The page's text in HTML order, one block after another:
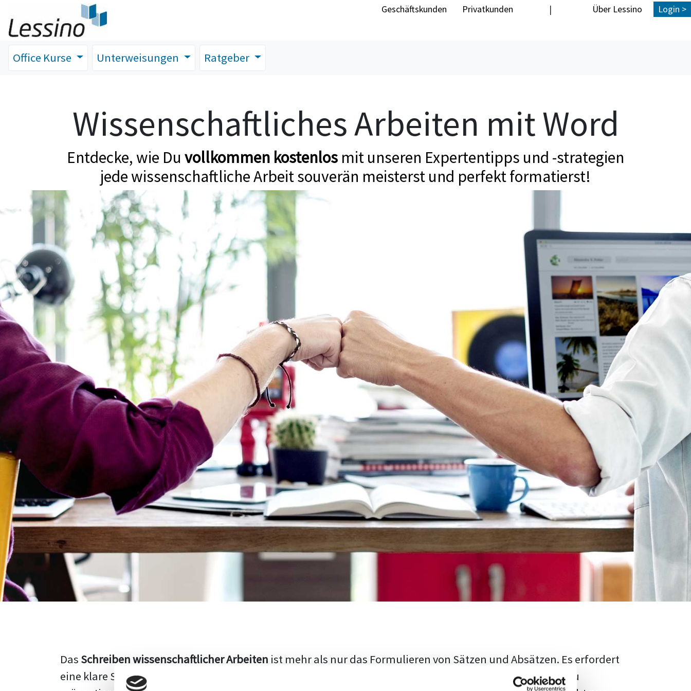
Geschäftskunden Privatkunden | Über Lessino Login >
Office Kurse Unterweisungen Ratgeber
Wissenschaftliches Arbeiten mit Word
Entdecke, wie Du vollkommen kostenlos mit unseren Expertentipps und -strategien
jede wissenschaftliche Arbeit souverän meisterst und perfekt formatierst!
Das Schreiben wissenschaftlicher Arbeiten ist mehr als nur das Formulieren von Sätzen und Absätzen. Es erfordert
eine klare Struktur, einen logischen Aufbau und die Fähigkeit, den aktuellen Forschungsstand adäquat zu